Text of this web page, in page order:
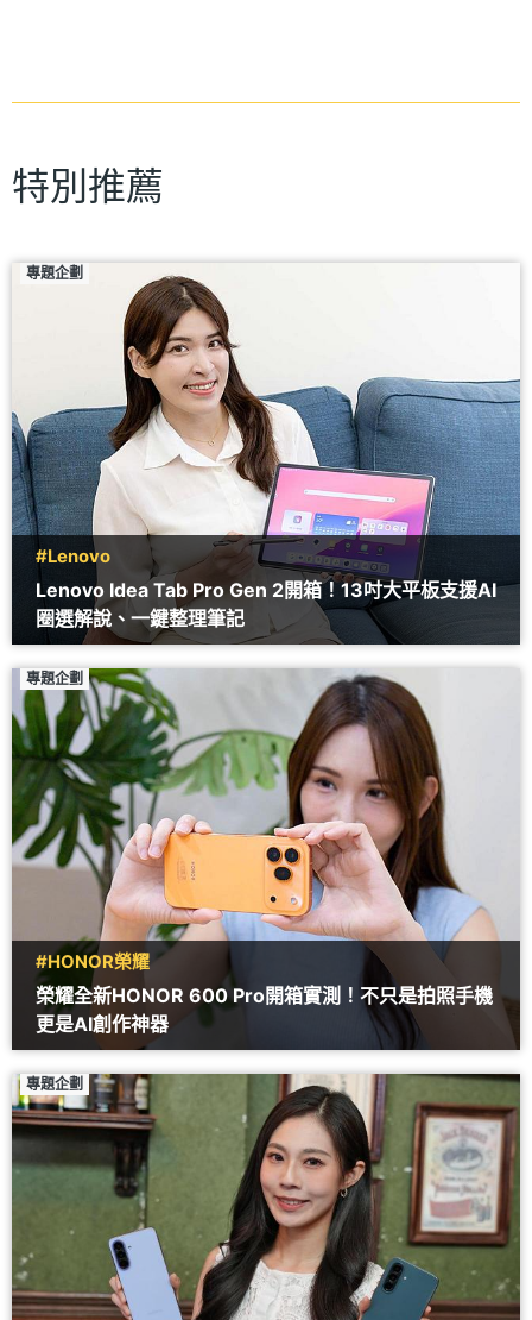
特別推薦
專題企劃
#Lenovo
Lenovo Idea Tab Pro Gen 2開箱！13吋大平板支援AI
圈選解說、一鍵整理筆記
專題企劃
#HONOR榮耀
榮耀全新HONOR 600 Pro開箱實測！不只是拍照手機
更是AI創作神器
專題企劃